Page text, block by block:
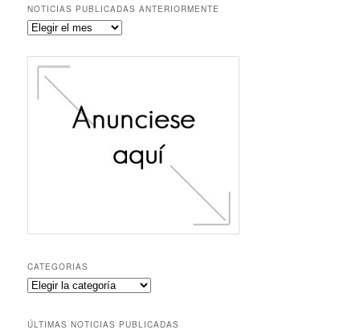
NOTICIAS PUBLICADAS ANTERIORMENTE
Noticias
anteriormente
CATEGORIAS
Categorias
ÚLTIMAS NOTICIAS PUBLICADAS